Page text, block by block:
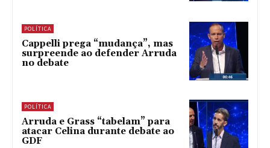
POLÍTICA
Cappelli prega “mudança”, mas
surpreende ao defender Arruda
no debate
POLÍTICA
Arruda e Grass “tabelam” para
atacar Celina durante debate ao
GDF